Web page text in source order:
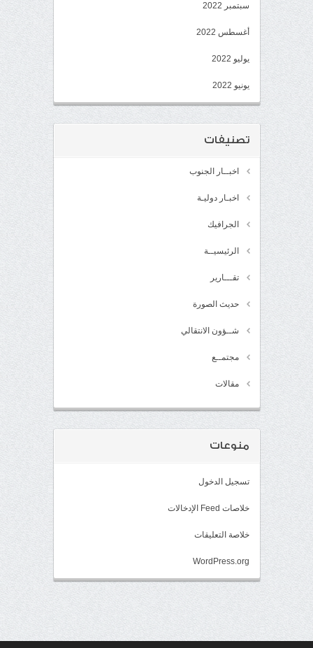
سبتمبر 2022
أغسطس 2022
يوليو 2022
يونيو 2022
تصنيفات
اخبــار الجنوب
اخبـار دوليـة
الجرافيك
الرئيسيــة
تقـــارير
حديث الصورة
شــؤون الانتقالي
مجتمــع
مقالات
منوعات
تسجيل الدخول
خلاصات Feed الإدخالات
خلاصة التعليقات
WordPress.org